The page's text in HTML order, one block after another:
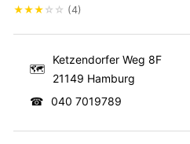
★★★ ☆ ☆ (4)
🗺
Ketzendorfer Weg 8F
21149 Hamburg
☎ 040 7019789